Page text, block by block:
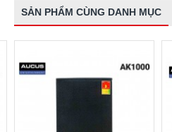
SẢN PHẨM CÙNG DANH MỤC